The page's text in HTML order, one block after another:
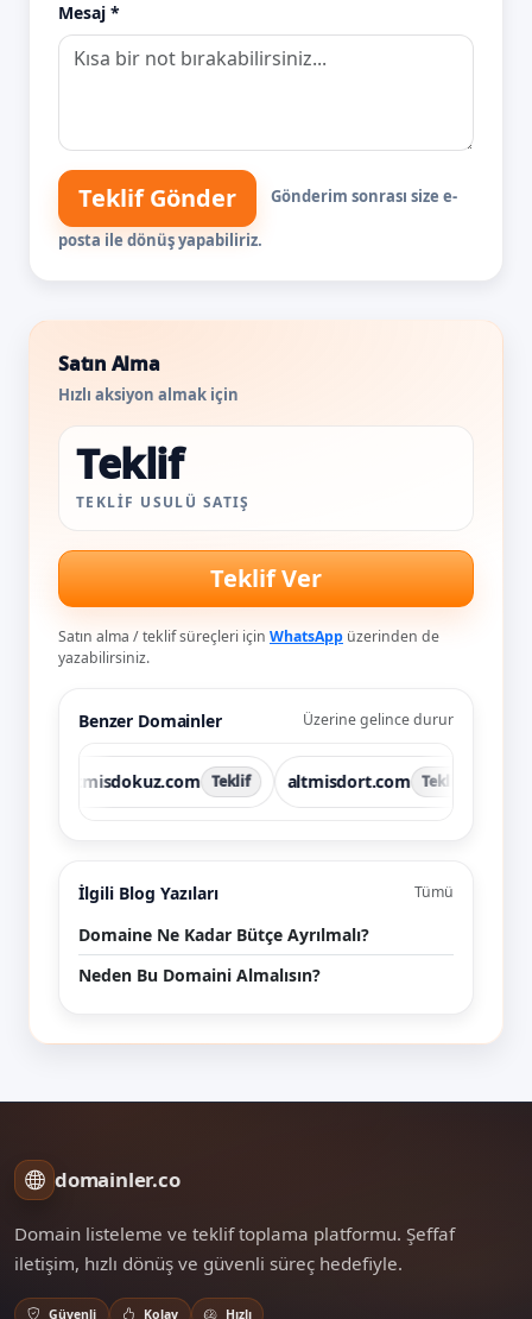
Mesaj *
Teklif Gönder Gönderim sonrası size e-
posta ile dönüş yapabiliriz.
Satın Alma
Hızlı aksiyon almak için
Teklif
TEKLIF USULÜ SATIŞ
Teklif Ver
Satın alma / teklif süreçleri için WhatsApp üzerinden de
yazabilirsiniz.
Benzer Domainler Üzerine gelince durur
altmisdokuz.com Teklif altmisdort.com Teklif
İlgili Blog Yazıları Tümü
Domaine Ne Kadar Bütçe Ayrılmalı?
Neden Bu Domaini Almalısın?
domainler.co
Domain listeleme ve teklif toplama platformu. Şeffaf
iletişim, hızlı dönüş ve güvenli süreç hedefiyle.
Güvenli Kolay Hızlı